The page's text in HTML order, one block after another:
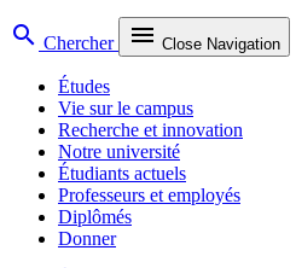
search Chercher menu Close Navigation
Études
Vie sur le campus
Recherche et innovation
Notre université
Étudiants actuels
Professeurs et employés
Diplômés
Donner